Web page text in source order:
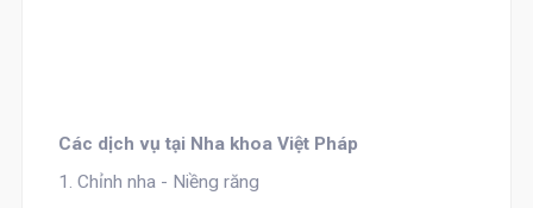
Các dịch vụ tại Nha khoa Việt Pháp
1. Chỉnh nha - Niềng răng